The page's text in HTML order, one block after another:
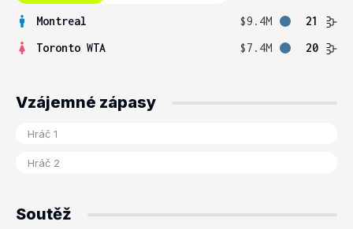
Montreal $9.4M
21
Toronto WTA
$7.4M 20
Vzájemné zápasy
Soutěž